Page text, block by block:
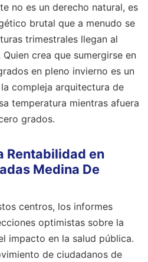
no es un derecho natural, es
brutal que a menudo se
trimestrales llegan al
crea que sumergirse en
en pleno invierno es un
compleja arquitectura de
temperatura mientras afuera
grados.
Rentabilidad en
Medina De
centros, los informes
optimistas sobre la
impacto en la salud pública.
de ciudadanos de